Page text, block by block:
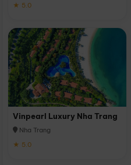
★ 5.0
Vinpearl Luxury Nha Trang
Nha Trang
★ 5.0